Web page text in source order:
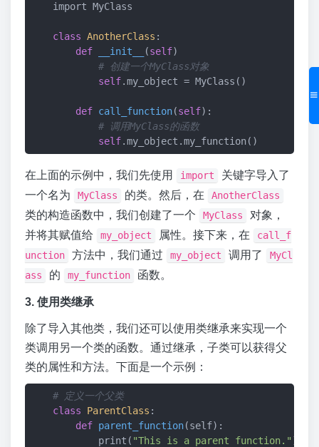
    import MyClass
class AnotherClass :
def
__init__ (self)
# 创建一个MyClass对象
self.my_object = MyClass()
def call_function(self) :
# 调用MyClass的函数
self
在上面的示例中，我们先使用 import
关键字导入了
一个名为
MyClass 的类。然后，在 AnotherClass
类的构造函数中，我们创建了一个 MyClass
对象，
并将其赋值给
my_object 属性。接下来，在
call_f
unction
方法中，我们通过 my_object 调用了
MyCl
ass
的 my_function 函数。
3. 使用类继承
除了导入其他类，我们还可以使用类继承来实现一个
类调用另一个类的函数。通过继承，子类可以获得父
类的属性和方法。下面是一个示例：
# 定义一个父类
class
ParentClass :
def parent_function(self) :
            print(
"This is a parent function." )